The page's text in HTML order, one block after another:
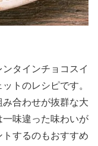
タインチョコスイ
トのレシピです。
合わせが抜群な大
一味違った味わいが
するのもおすすめ